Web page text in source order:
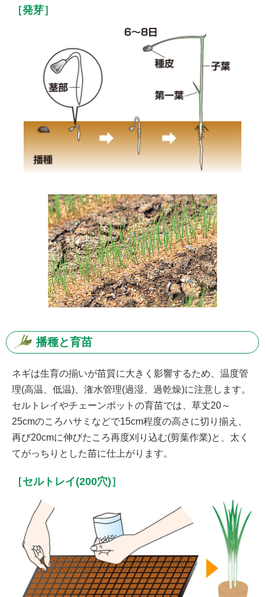
［発芽］
播種と育苗
ネギは生育の揃いが苗質に大きく影響するため、温度管
理(高温、低温)、潅水管理(過湿、過乾燥)に注意します。
セルトレイやチェーンポットの育苗では、草丈20～
25cmのころハサミなどで15cm程度の高さに切り揃え、
再び20cmに伸びたころ再度刈り込む(剪葉作業)と、太く
てがっちりとした苗に仕上がります。
［セルトレイ(200穴)］